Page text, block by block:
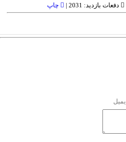
دفعات بازدید: 2031 | چاپ